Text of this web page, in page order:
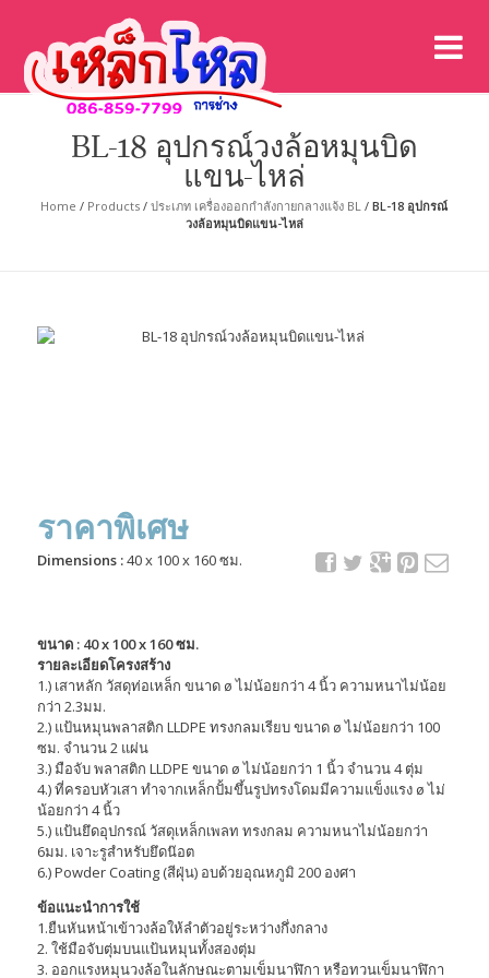
BL-18 อุปกรณ์วงล้อหมุนบิด
แขน-ไหล่
Home / Products /ประเภท เครื่องออกกำลังกายกลางแจ้ง BL /BL-18 อุปกรณ์
วงล้อหมุนบิดแขน-ไหล่
ราคาพิเศษ
Dimensions :40 x 100 x 160 ซม.
ขนาด : 40 x 100 x 160 ซม.
รายละเอียดโครงสร้าง
1.) เสาหลัก วัสดุท่อเหล็ก ขนาด ø ไม่น้อยกว่า 4 นิ้ว ความหนาไม่น้อย
กว่า 2.3มม.
2.) แป้นหมุนพลาสติก LLDPE ทรงกลมเรียบ ขนาด ø ไม่น้อยกว่า 100
ซม. จำนวน 2 แผ่น
3.) มือจับ พลาสติก LLDPE ขนาด ø ไม่น้อยกว่า 1 นิ้ว จำนวน 4 ตุ่ม
4.) ที่ครอบหัวเสา ทำจากเหล็กปั้มขึ้นรูปทรงโดมมีความแข็งแรง ø ไม่
น้อยกว่า 4 นิ้ว
5.) แป้นยึดอุปกรณ์ วัสดุเหล็กเพลท ทรงกลม ความหนาไม่น้อยกว่า
6มม. เจาะรูสำหรับยึดน๊อต
6.) Powder Coating (สีฝุ่น) อบด้วยอุณหภูมิ 200 องศา
ข้อแนะนำการใช้
1.ยืนหันหน้าเข้าวงล้อให้ลำตัวอยู่ระหว่างกึ่งกลาง
2. ใช้มือจับตุ่มบนแป้นหมุนทั้งสองตุ่ม
3. ออกแรงหมุนวงล้อในลักษณะตามเข็มนาฬิกา หรือทวนเข็มนาฬิกา